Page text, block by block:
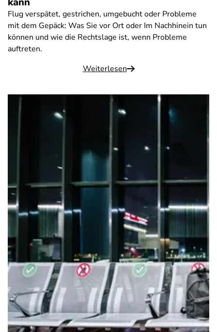
Flug verspätet, gestrichen, umgebucht oder Probleme
mit dem Gepäck: Was Sie vor Ort oder Im Nachhinein tun
können und wie die Rechtslage ist, wenn Probleme
auftreten.
Weiterlesen